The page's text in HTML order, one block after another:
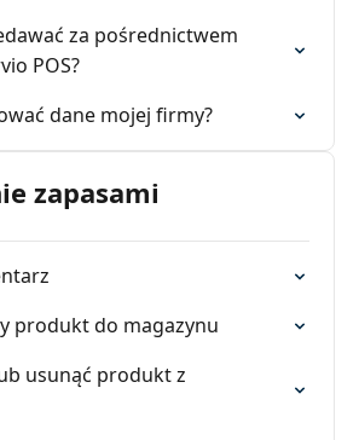
za pośrednictwem
POS?
dane mojej firmy?
zapasami
produkt do magazynu
usunąć produkt z